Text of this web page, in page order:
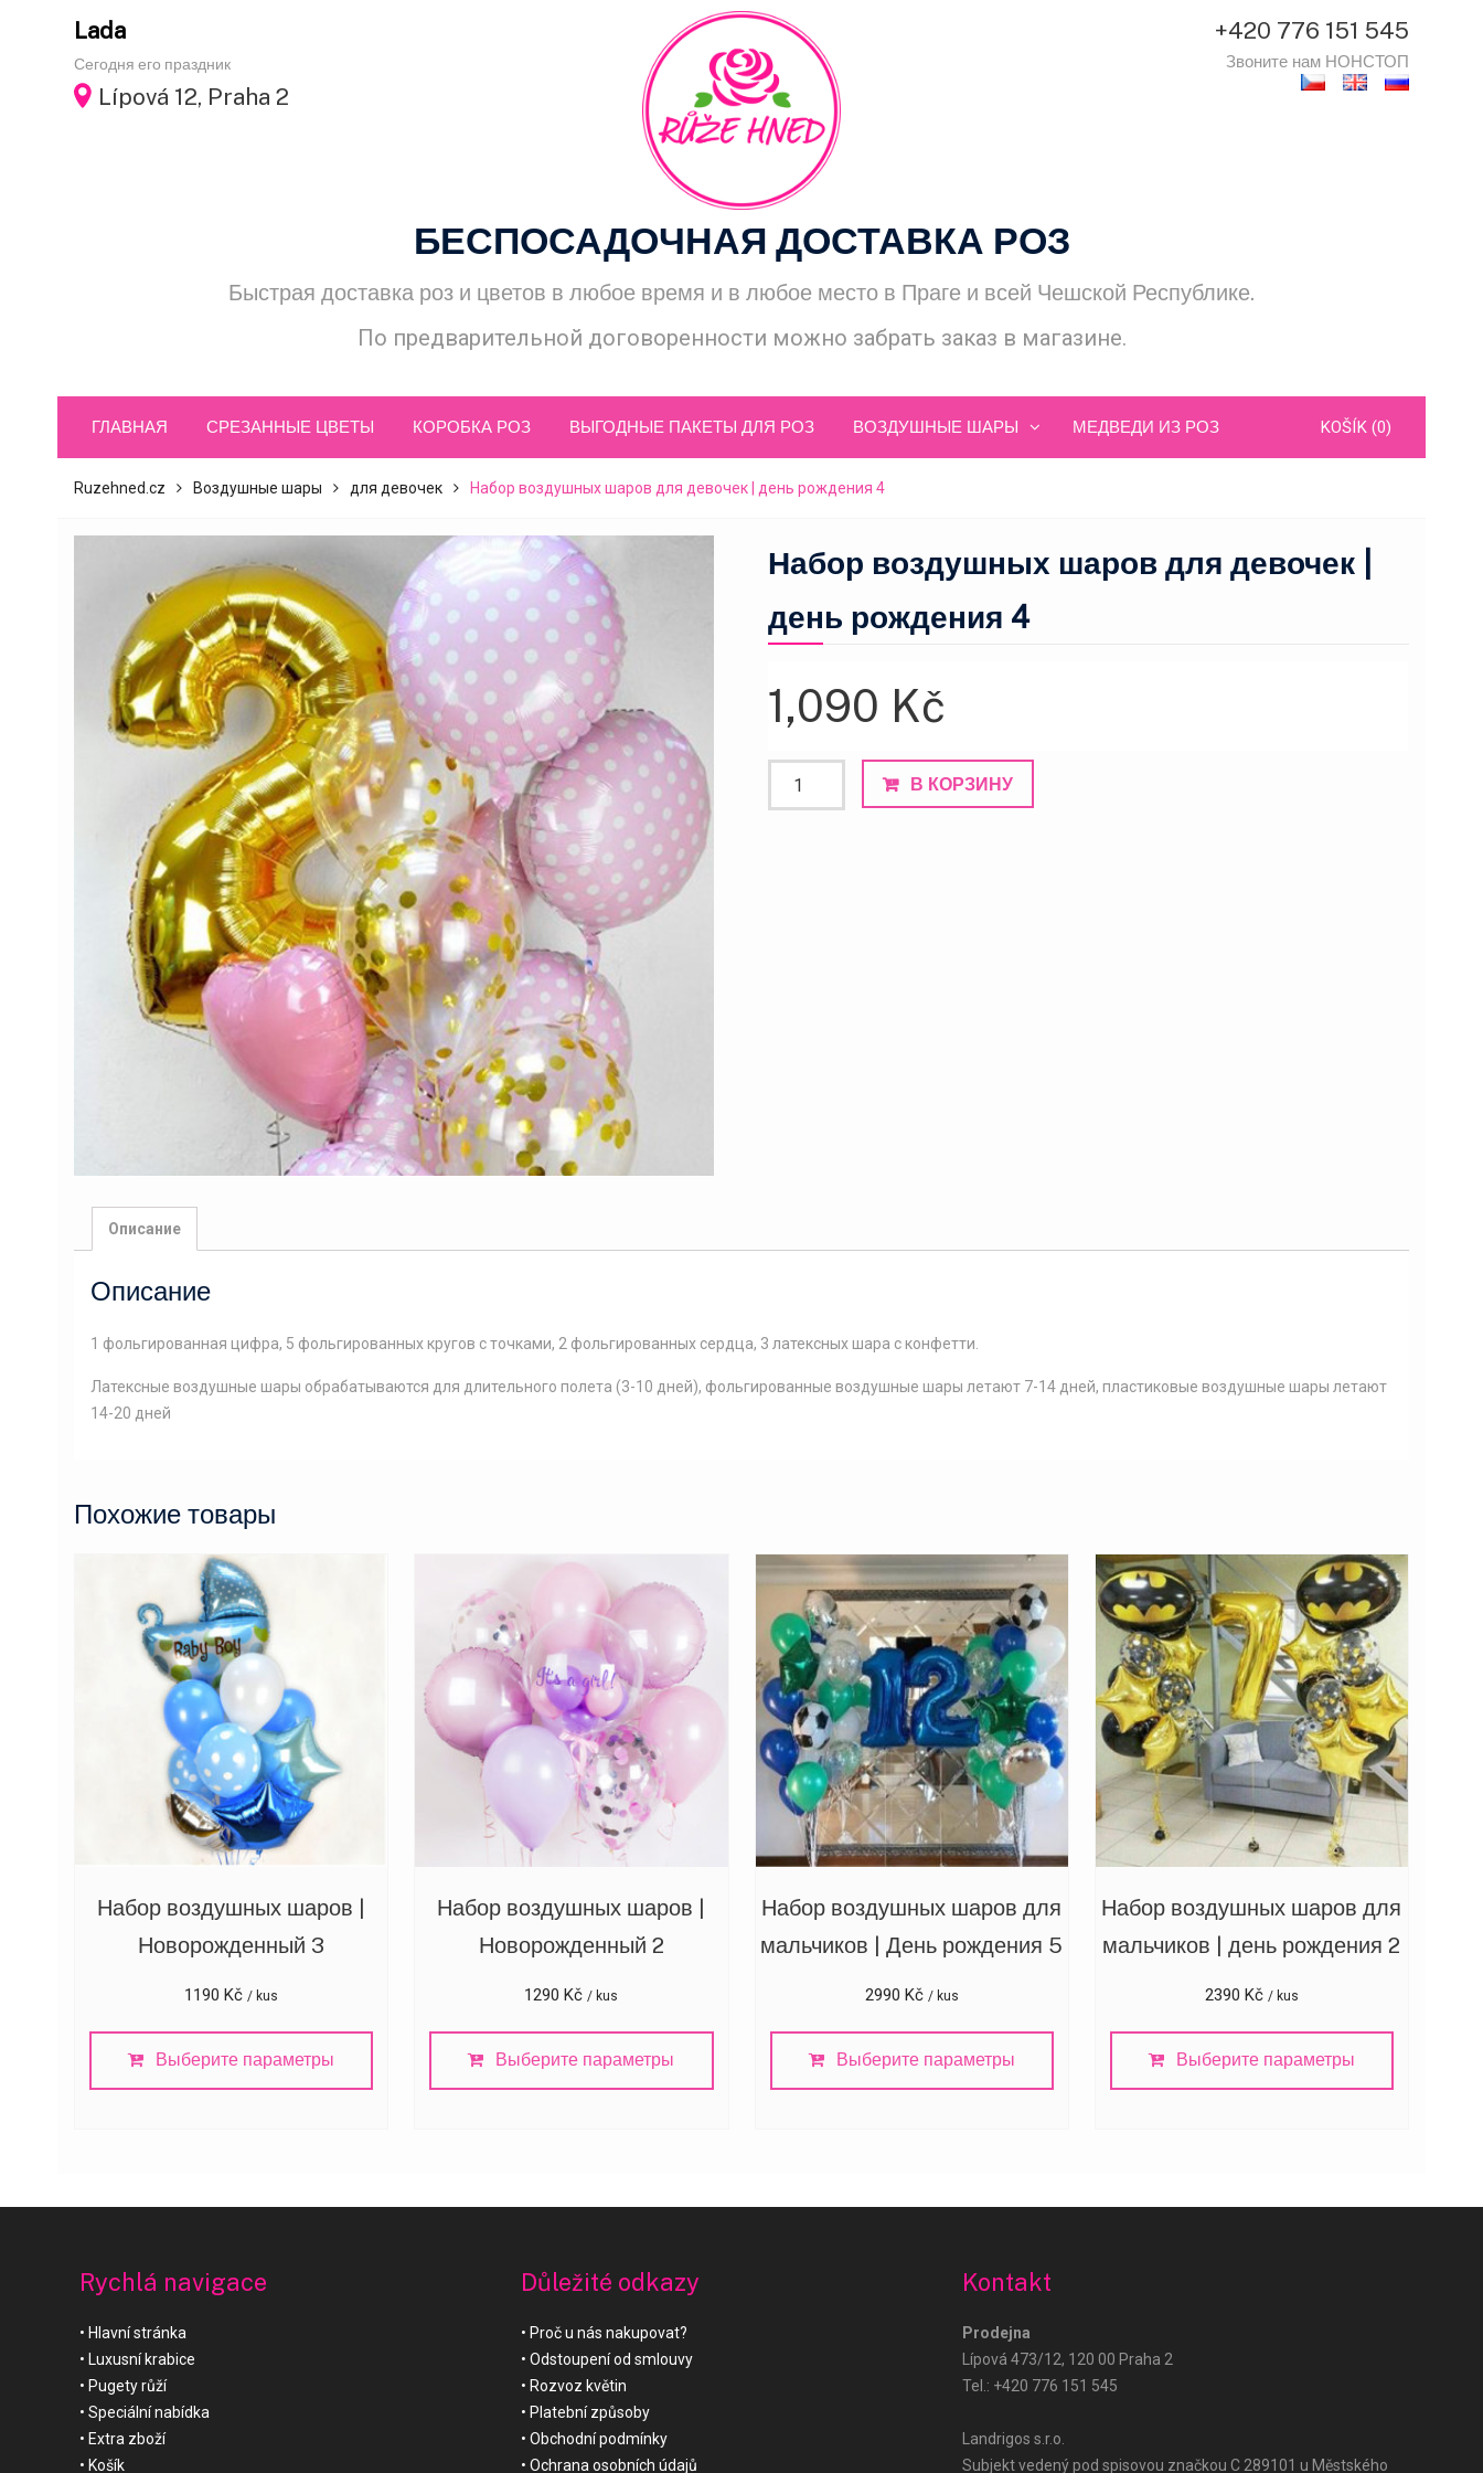
Lada
Сегодня его праздник
Lípová 12, Praha 2
+420 776 151 545
Звоните нам НОНСТОП
БЕСПОСАДОЧНАЯ ДОСТАВКА РОЗ
Быстрая доставка роз и цветов в любое время и в любое место в Праге и всей Чешской Республике.
По предварительной договоренности можно забрать заказ в магазине.
ГЛАВНАЯ СРЕЗАННЫЕ ЦВЕТЫ КОРОБКА РОЗ ВЫГОДНЫЕ ПАКЕТЫ ДЛЯ РОЗ ВОЗДУШНЫЕ ШАРЫ МЕДВЕДИ ИЗ РОЗ KOŠÍK (0)
Ruzehned.cz Воздушные шары для девочек Набор воздушных шаров для девочек | день рождения 4
Набор воздушных шаров для девочек |
день рождения 4
1,090 Kč
В КОРЗИНУ
Описание
Описание
1 фольгированная цифра, 5 фольгированных кругов с точками, 2 фольгированных сердца, 3 латексных шара с конфетти.
Латексные воздушные шары обрабатываются для длительного полета (3-10 дней), фольгированные воздушные шары летают 7-14 дней, пластиковые воздушные шары летают
14-20 дней
Похожие товары
Набор воздушных шаров |
Новорожденный 3
1190Kč / kus
Выберите параметры
Набор воздушных шаров |
Новорожденный 2
1290Kč / kus
Выберите параметры
Набор воздушных шаров для
мальчиков | День рождения 5
2990 Kč / kus
Выберите параметры
Набор воздушных шаров для
мальчиков | день рождения 2
2390 Kč / kus
Выберите параметры
Rychlá navigace
Hlavní stránka
Luxusní krabice
Pugety růží
Speciální nabídka
Extra zboží
Košík
Důležité odkazy
Proč u nás nakupovat?
Odstoupení od smlouvy
Rozvoz květin
Platební způsoby
Obchodní podmínky
Ochrana osobních údajů
Kontakt
Prodejna
Lípová 473/12, 120 00 Praha 2
Tel.: +420 776 151 545
Landrigos s.r.o.
Subjekt vedený pod spisovou značkou C 289101 u Městského